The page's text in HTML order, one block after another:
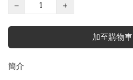
−
+
加至購物車
簡介